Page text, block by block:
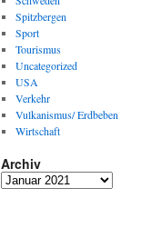
Spitzbergen
Sport
Tourismus
Uncategorized
USA
Verkehr
Vulkanismus/ Erdbeben
Wirtschaft
Archiv
Archiv